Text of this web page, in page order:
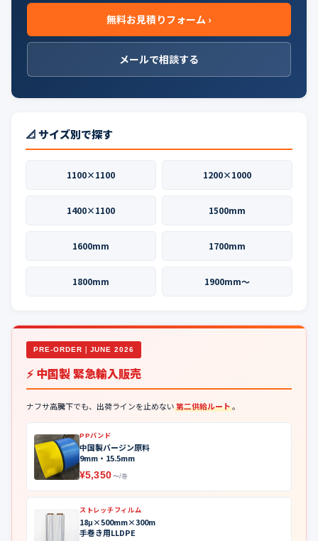
無料お見積りフォーム ›
メールで相談する
📐 サイズ別で探す
1100×1100 1200×1000
1400×1100 1500mm
1600mm 1700mm
1800mm 1900mm〜
PRE-ORDER｜JUNE 2026
⚡ 中国製 緊急輸入販売
ナフサ高騰下でも、出荷ラインを止めない第二供給ルート。
PPバンド
中国製バージン原料
9mm・15.5mm
¥5,350 〜/巻
ストレッチフィルム
18μ×500mm×300m
手巻き用LLDPE